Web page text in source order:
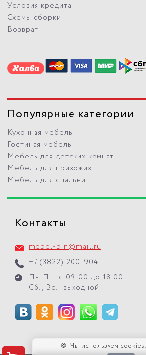
Условия кредита
Схемы сборки
Возврат
Популярные категории
Кухонная мебель
Гостиная мебель
Мебель для детских комнат
Мебель для прихожих
Мебель для спальни
Контакты
mebel-bin@mail.ru
+7 (3822) 200-904
Пн-Пт: с 09:00 до 18:00
Сб., Вс.: выходной
🍪 Мы используем cookies.